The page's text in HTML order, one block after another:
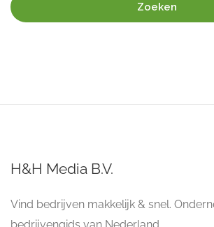
Zoeken
H&H Media B.V.
Vind bedrijven makkelijk & snel.